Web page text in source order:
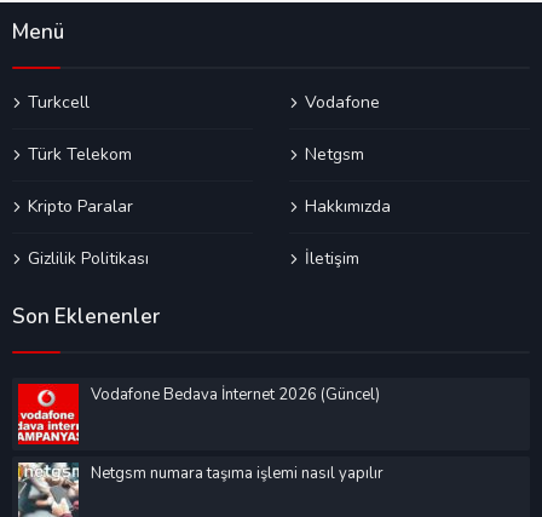
Menü
Turkcell Vodafone
Türk Telekom Netgsm
Kripto Paralar Hakkımızda
Gizlilik Politikası İletişim
Son Eklenenler
Vodafone Bedava İnternet 2026 (Güncel)
Netgsm numara taşıma işlemi nasıl yapılır